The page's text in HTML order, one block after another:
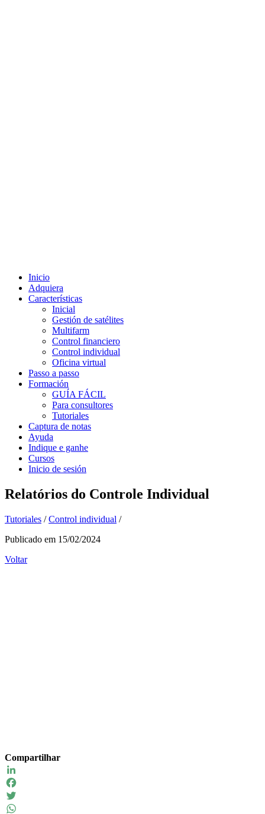
Inicio
Adquiera
Características
Inicial
Gestión de satélites
Multifarm
Control financiero
Control individual
Oficina virtual
Passo a passo
Formación
GUÍA FÁCIL
Para consultores
Tutoriales
Captura de notas
Ayuda
Indique e ganhe
Cursos
Inicio de sesión
Relatórios do Controle Individual
Tutoriales / Control individual /
Publicado em 15/02/2024
Voltar
Compartilhar
LinkedIn
Facebook
Twitter